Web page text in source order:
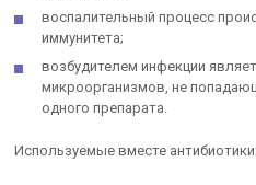
воспалительный процесс
иммунитета;
возбудителем инфекции
микроорганизмов, не
одного препарата.
Используемые вместе